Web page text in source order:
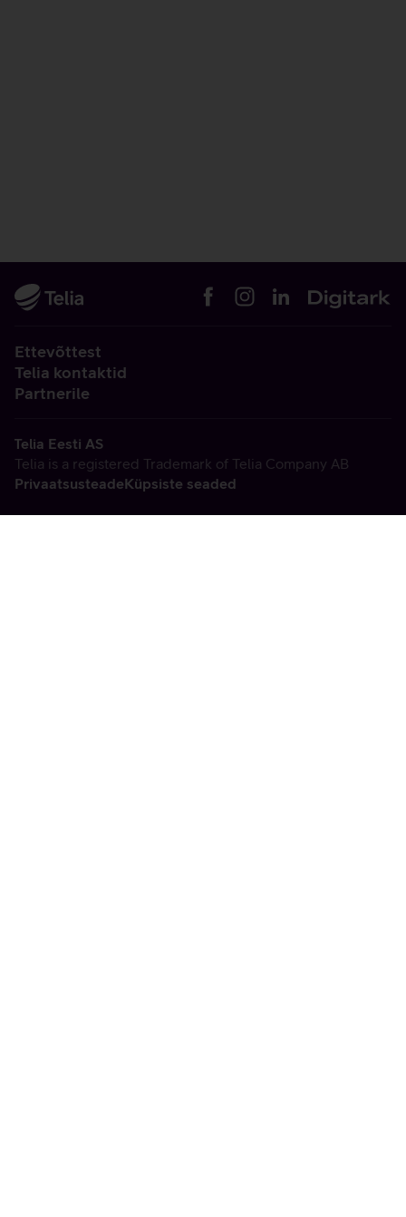
Ettevõttest
Telia kontaktid
Partnerile
Telia Eesti AS
Telia is a registered Trademark of Telia Company AB
PrivaatsusteadeKüpsiste seaded